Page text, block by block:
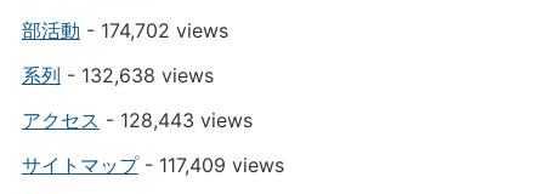
部活動 - 174,702 views
系列 - 132,638 views
アクセス - 128,443 views
サイトマップ- 117,409 views